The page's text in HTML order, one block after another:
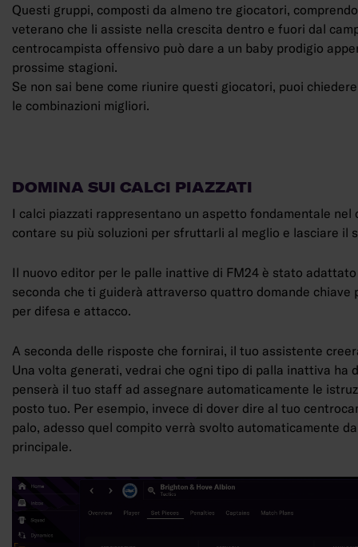
Questi gruppi, composti da almeno tre giocatori,
veterano che li assiste nella crescita dentro e fuori dal
centrocampista offensivo può dare a un baby prodigio
prossime stagioni.
Se non sai bene come riunire questi giocatori, puoi
le combinazioni migliori.
DOMINA SUI CALCI PIAZZATI
I calci piazzati rappresentano un aspetto fondamentale
contare su più soluzioni per sfruttarli al meglio e lasciare il
Il nuovo editor per le palle inattive di FM24 è stato
seconda che ti guiderà attraverso quattro domande
per difesa e attacco.
A seconda delle risposte che fornirai, il tuo assistente
Una volta generati, vedrai che ogni tipo di palla inattiva ha
penserà il tuo staff ad assegnare automaticamente le
posto tuo. Per esempio, invece di dover dire al tuo
palo, adesso quel compito verrà svolto automaticamente
principale.